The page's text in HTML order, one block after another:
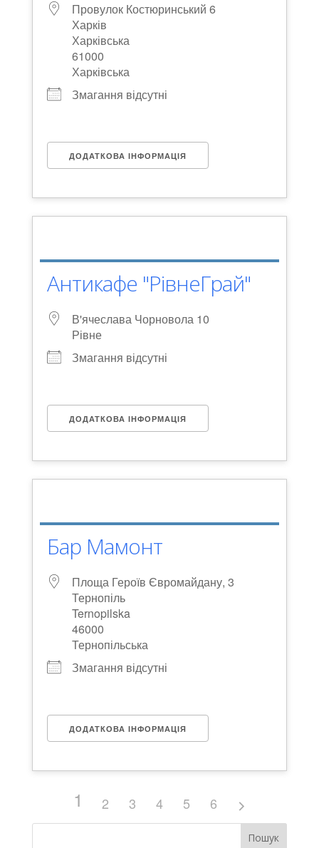
Провулок Костюринський 6
Харків
Харківська
61000
Харківська
Змагання відсутні
ДОДАТКОВА ІНФОРМАЦІЯ
Антикафе "РівнеГрай"
В'ячеслава Чорновола 10
Рівне
Змагання відсутні
ДОДАТКОВА ІНФОРМАЦІЯ
Бар Мамонт
Площа Героїв Євромайдану, 3
Тернопіль
Ternopilska
46000
Тернопільська
Змагання відсутні
ДОДАТКОВА ІНФОРМАЦІЯ
1 2 3 4 5 6
Пошук